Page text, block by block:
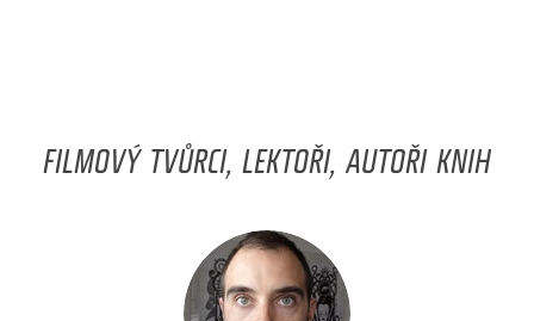
FILMOVÝ TVŮRCI, LEKTOŘI, AUTOŘI KNIH